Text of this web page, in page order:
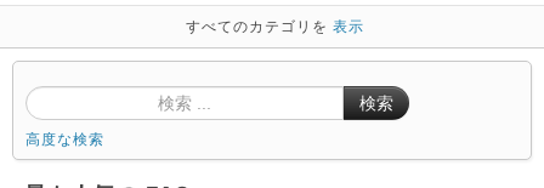
すべてのカテゴリを 表示
検索
高度な検索